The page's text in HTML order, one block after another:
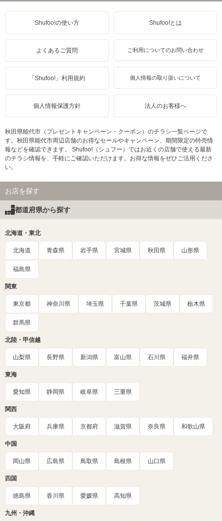
Shufoo!の使い方 Shufoo!とは
よくあるご質問 ご利用についてのお問い合わせ
「Shufoo!」利用規約 個人情報の取り扱いについて
個人情報保護方針 法人のお客様へ
秋田県能代市（プレゼントキャンペーン・クーポン）のチラシ一覧ページで
す。秋田県能代市周辺店舗のお得なセールやキャンペーン、期間限定の特売情
報などを確認できます。 Shufoo!（シュフー）ではお近くの店舗で使える最新
のチラシ情報を、手軽にご確認いただけます。お得な情報をぜひご活用くださ
い。
お店を探す
都道府県から探す
北海道・東北
北海道 青森県 岩手県 宮城県 秋田県 山形県
福島県
関東
東京都 神奈川県 埼玉県 千葉県 茨城県 栃木県
群馬県
北陸・甲信越
山梨県 長野県 新潟県 富山県 石川県 福井県
東海
愛知県 静岡県 岐阜県 三重県
関西
大阪府 兵庫県 京都府 滋賀県 奈良県 和歌山県
中国
岡山県 広島県 鳥取県 島根県 山口県
四国
徳島県 香川県 愛媛県 高知県
九州・沖縄